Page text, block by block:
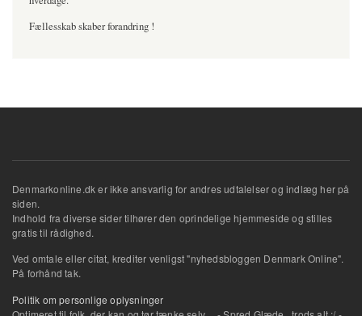
Fællesskab skaber forandring !
Denmarkonline.dk er ikke ansvarlig for andres udtalelser og indlæg her på
siden.
Indhold fra diverse sider tilhører den oprindelige hjemmeside og stilles
gratis til rådighed.
Ved omtale eller citat, krediter venligst "nyhedsbloggen Denmark Online".
På forhånd tak.
Politik om personlige oplysninger